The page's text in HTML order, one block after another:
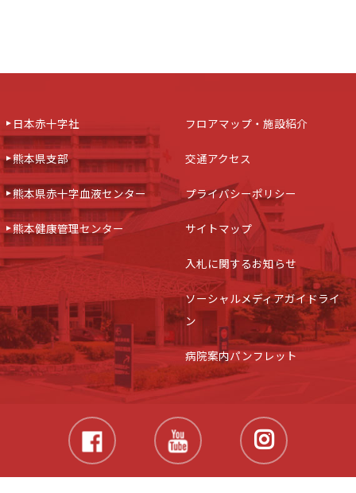
日本赤十字社
熊本県支部
熊本県赤十字血液センター
熊本健康管理センター
フロアマップ・施設紹介
交通アクセス
プライバシーポリシー
サイトマップ
入札に関するお知らせ
ソーシャルメディアガイドライ
ン
病院案内パンフレット